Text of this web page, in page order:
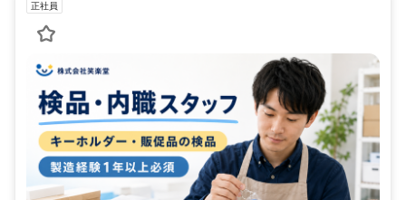
正社員